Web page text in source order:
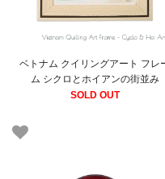
ベトナム クイリングアート フレ
ム シクロとホイアンの街並み
SOLD OUT